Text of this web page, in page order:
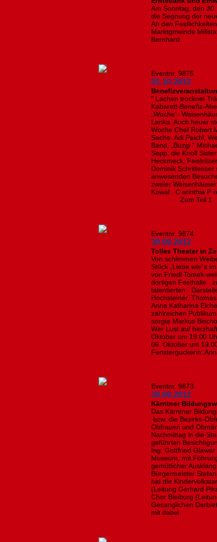
Am Sonntag, den
die Segnung der
An den
Marktgmeinde
Bernhard
Eventnr. 9875
01.10.2012
" Lachen trocknet
Kabarett-Benefiz-
„Woche“-
Lanka. Auch heuer
Woche Chef Robert
Sache. Adi Peichl,
Band, „Buzgi “
Sepp, die Knoll
Heckmeck,
Dominik
anwesenden
zweier
Kowal . C arinthia P
Zum Teil 1
Eventnr. 9874
30.09.2012
Tolles Theater in
Von schlimmen
Stück „Liebe wie´s
von Friedl Tomek-
dortigen Festhalle
talentierten
Hochsteiner,
Anna Katharina
zahlreichen
sorgte Markus
Wer Lust auf
Oktober um 19.00
06. Oktober um
Fensterguckerin:
Eventnr. 9873
30.09.2012
Kärntner
Das Kärntner
bzw. die Bezirks-
Obfrauen und
Nachmittag in die
geführten
Ing. Gottfried
Museum, mit
gemütlicher
Bürgermeister
hat die
(Leitung Gerhard
Chor Bleiburg
Gesanglichen
mit dabei